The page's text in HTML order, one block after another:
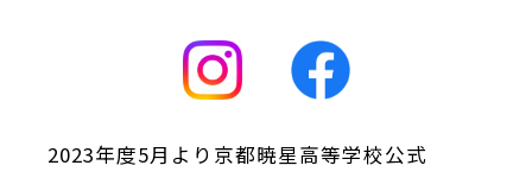
2023年度5月より京都暁星高等学校公式